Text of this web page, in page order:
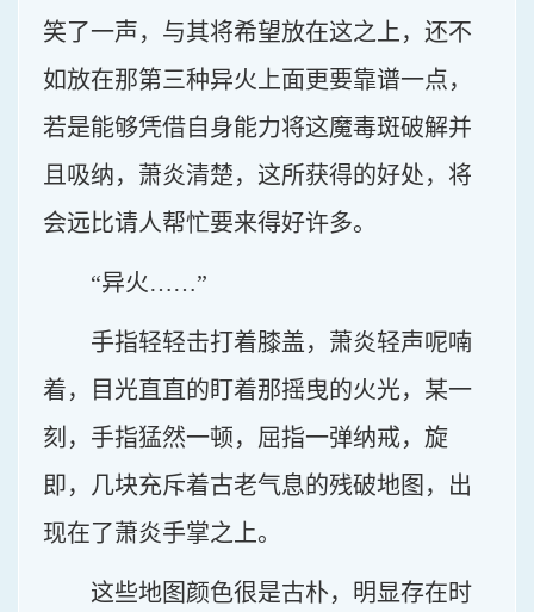
笑了一声，与其将希望放在这之上，还不
如放在那第三种异火上面更要靠谱一点，
若是能够凭借自身能力将这魔毒斑破解并
且吸纳，萧炎清楚，这所获得的好处，将
会远比请人帮忙要来得好许多。
“异火……”
手指轻轻击打着膝盖，萧炎轻声呢喃
着，目光直直的盯着那摇曳的火光，某一
刻，手指猛然一顿，屈指一弹纳戒，旋
即，几块充斥着古老气息的残破地图，出
现在了萧炎手掌之上。
这些地图颜色很是古朴，明显存在时